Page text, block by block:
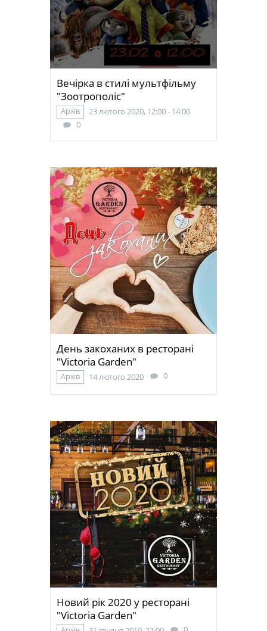
Вечірка в стилі мультфільму
"Зоотрополіс"
Архів
23 лютого 2020, 12:00 - 14:00
0
День закоханих в ресторані
"Victoria Garden"
Архів 14 лютого 2020 0
Новий рік 2020 у ресторані
"Victoria Garden"